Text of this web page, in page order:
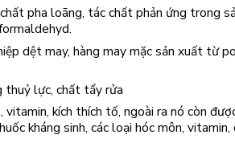
pha loãng, tác chất phản ứng trong
dệt may, hàng may mặc sản xuất từ
thuỷ lực, chất tẩy rửa
kích thích tố, ngoài ra nó còn
kháng sinh, các loại hóc môn, vitamin,